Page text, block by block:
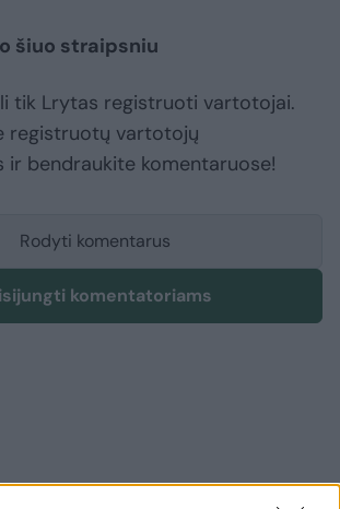
šiuo straipsniu
tik Lrytas registruoti vartotojai.
registruotų vartotojų
ir bendraukite komentaruose!
Rodyti komentarus
komentatoriams